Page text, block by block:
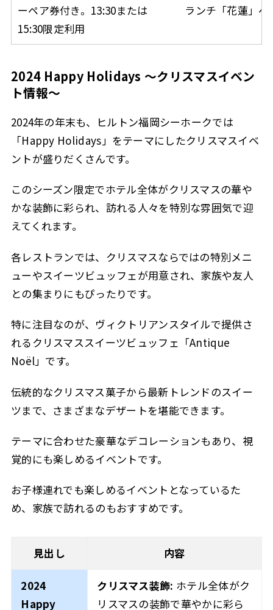
ーペア券付き。13:30または
15:30限定利用
ランチ「花蓮」ペ
2024 Happy Holidays ～クリスマスイベン
ト情報～
2024年の年末も、ヒルトン福岡シーホークでは
「Happy Holidays」をテーマにしたクリスマスイベ
ントが盛りだくさんです。
このシーズン限定でホテル全体がクリスマスの華や
かな装飾に彩られ、訪れる人々を特別な雰囲気で迎
えてくれます。
各レストランでは、クリスマスならではの特別メニ
ューやスイーツビュッフェが用意され、家族や友人
との集まりにもぴったりです。
特に注目なのが、ヴィクトリアンスタイルで提供さ
れるクリスマススイーツビュッフェ「Antique
Noël」です。
伝統的なクリスマス菓子から最新トレンドのスイー
ツまで、さまざまなデザートを堪能できます。
テーマに合わせた豪華なデコレーションもあり、視
覚的にも楽しめるイベントです。
お子様連れでも楽しめるイベントとなっているた
め、家族で訪れるのもおすすめです。
見出し 内容
2024
Happy
クリスマス装飾: ホテル全体がク
リスマスの装飾で華やかに彩ら